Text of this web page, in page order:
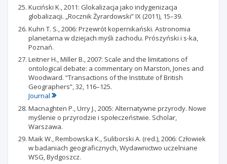
Kuciński K., 2011: Glokalizacja jako indygenizacja
globalizacji. „Rocznik Żyrardowski” IX (2011), 15–39.
Kuhn T. S., 2006: Przewrót kopernikański. Astronomia
planetarna w dziejach myśli zachodu. Prószyński i s-ka,
Poznań.
Leitner H., Miller B., 2007: Scale and the limitations of
ontological debate: a commentary on Marston, Jones and
Woodward. “Transactions of the Institute of British
Geographers”, 32, 116–125.
Journal
Macnaghten P., Urry J., 2005: Alternatywne przyrody. Nowe
myślenie o przyrodzie i społeczeństwie. Scholar,
Warszawa.
Maik W., Rembowska K., Suliborski A. (red.), 2006: Człowiek
w badaniach geograficznych, Wydawnictwo uczelniane
WSG, Bydgoszcz.